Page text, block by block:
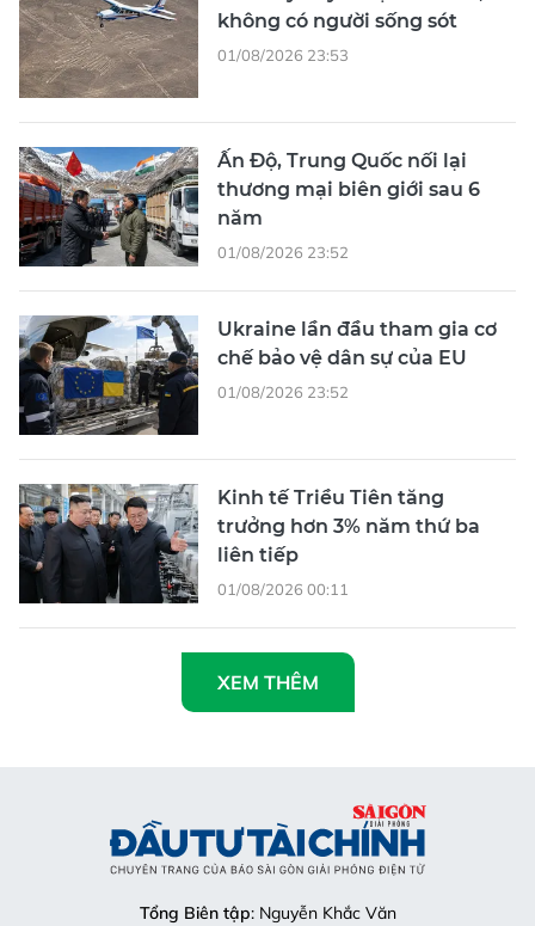
không có người sống sót
01/08/2026 23:53
Ấn Độ, Trung Quốc nối lại
thương mại biên giới sau 6
năm
01/08/2026 23:52
Ukraine lần đầu tham gia cơ
chế bảo vệ dân sự của EU
01/08/2026 23:52
Kinh tế Triều Tiên tăng
trưởng hơn 3% năm thứ ba
liên tiếp
01/08/2026 00:11
XEM THÊM
Tổng Biên tập: Nguyễn Khắc Văn